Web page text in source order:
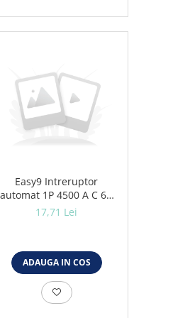
Easy9 Intreruptor
automat 1P 4500 A C 6A
EZ9F32106
17,71 Lei
ADAUGA IN COS